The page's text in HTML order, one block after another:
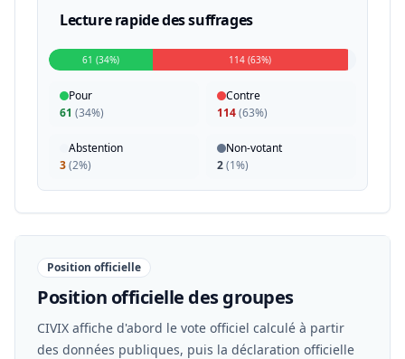
Lecture rapide des suffrages
61 (34%) 114 (63%)
Pour
61 (34%)
Contre
114(63%)
Abstention
3(2%)
Non-votant
2(1%)
Position officielle
Position officielle des groupes
CIVIX affiche d'abord le vote officiel calculé à partir
des données publiques, puis la déclaration officielle